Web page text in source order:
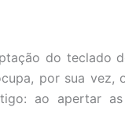
do teclado
por sua vez,
ao apertar